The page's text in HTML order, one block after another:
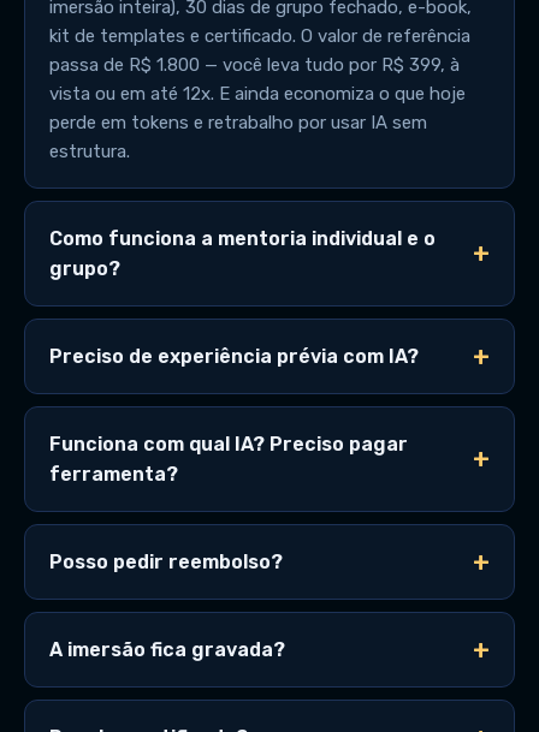
imersão inteira), 30 dias de grupo fechado, e-book,
kit de templates e certificado. O valor de referência
passa de R$ 1.800 — você leva tudo por R$ 399, à
vista ou em até 12x. E ainda economiza o que hoje
perde em tokens e retrabalho por usar IA sem
estrutura.
Como funciona a mentoria individual e o
grupo?
Preciso de experiência prévia com IA?
Funciona com qual IA? Preciso pagar
ferramenta?
Posso pedir reembolso?
A imersão fica gravada?